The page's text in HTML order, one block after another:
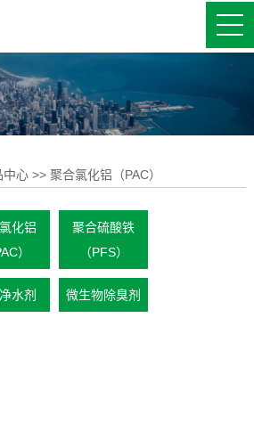
中心>> 聚合氯化铝（PAC）
化铝
）
聚合硫酸铁
（PFS）
水剂 微生物除臭剂